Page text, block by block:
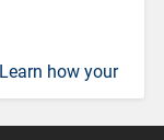
Learn how your